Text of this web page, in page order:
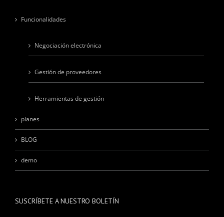
Funcionalidades
Negociación electrónica
Gestión de proveedores
Herramientas de gestión
planes
BLOG
demo
SUSCRÍBETE A NUESTRO BOLETÍN